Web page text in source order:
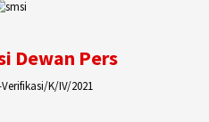
Dewan Pers
K/IV/2021